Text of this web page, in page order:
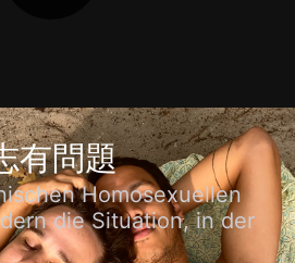
有問題
Homosexuellen
die Situation, in der